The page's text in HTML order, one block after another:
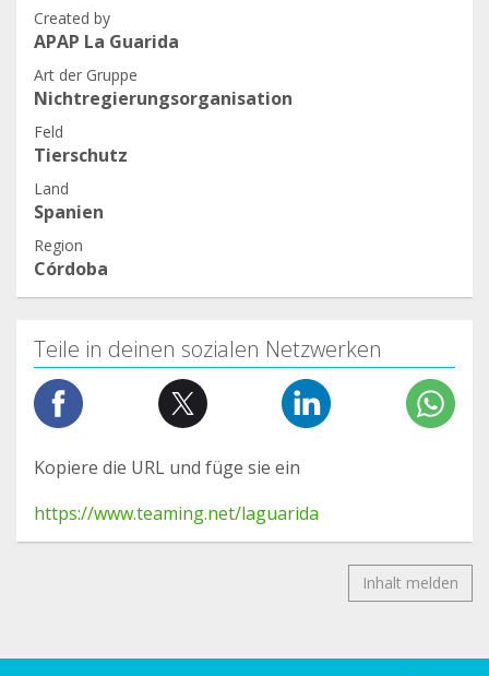
Created by
APAP La Guarida
Art der Gruppe
Nichtregierungsorganisation
Feld
Tierschutz
Land
Spanien
Region
Córdoba
Teile in deinen sozialen Netzwerken
Kopiere die URL und füge sie ein
https://www.teaming.net/laguarida
Inhalt melden